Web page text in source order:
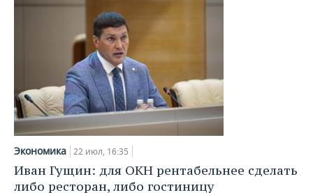
Экономика 22 июл, 16:35
Иван Гущин: для ОКН рентабельнее сделать
либо ресторан, либо гостиницу